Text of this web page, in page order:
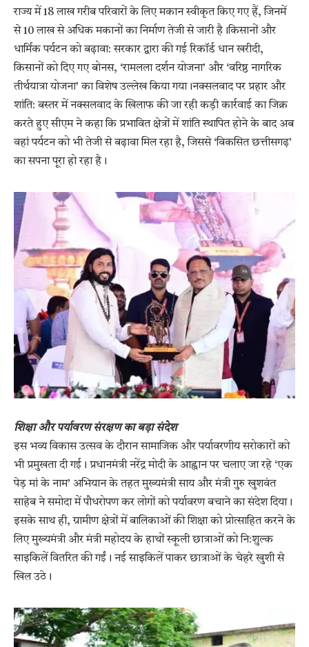
राज्य में 18 लाख गरीब परिवारों के लिए मकान स्वीकृत किए गए हैं, जिनमें
से 10 लाख से अधिक मकानों का निर्माण तेजी से जारी है।​किसानों और
धार्मिक पर्यटन को बढ़ावा: सरकार द्वारा की गई रिकॉर्ड धान खरीदी,
किसानों को दिए गए बोनस, ‘रामलला दर्शन योजना’ और ‘वरिष्ठ नागरिक
तीर्थयात्रा योजना’ का विशेष उल्लेख किया गया।​नक्सलवाद पर प्रहार और
शांति: बस्तर में नक्सलवाद के खिलाफ की जा रही कड़ी कार्रवाई का जिक्र
करते हुए सीएम ने कहा कि प्रभावित क्षेत्रों में शांति स्थापित होने के बाद अब
वहां पर्यटन को भी तेजी से बढ़ावा मिल रहा है, जिससे ‘विकसित छत्तीसगढ़’
का सपना पूरा हो रहा है।
शिक्षा और पर्यावरण संरक्षण का बड़ा संदेश
​इस भव्य विकास उत्सव के दौरान सामाजिक और पर्यावरणीय सरोकारों को
भी प्रमुखता दी गई। प्रधानमंत्री नरेंद्र मोदी के आह्वान पर चलाए जा रहे ‘एक
पेड़ मां के नाम’ अभियान के तहत मुख्यमंत्री साय और मंत्री गुरु खुशवंत
साहेब ने समोदा में पौधरोपण कर लोगों को पर्यावरण बचाने का संदेश दिया।​
इसके साथ ही, ग्रामीण क्षेत्रों में बालिकाओं की शिक्षा को प्रोत्साहित करने के
लिए मुख्यमंत्री और मंत्री महोदय के हाथों स्कूली छात्राओं को नि:शुल्क
साइकिलें वितरित की गईं। नई साइकिलें पाकर छात्राओं के चेहरे खुशी से
खिल उठे।